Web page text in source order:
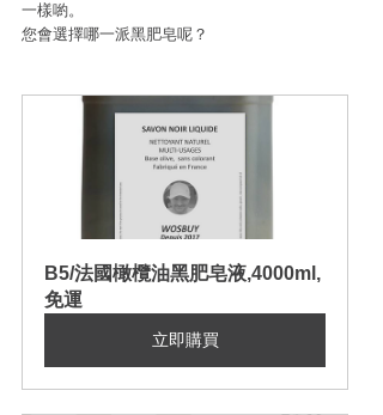
一樣喲。
您會選擇哪一派黑肥皂呢？
B5/法國橄欖油黑肥皂液,4000ml,
免運
立即購買